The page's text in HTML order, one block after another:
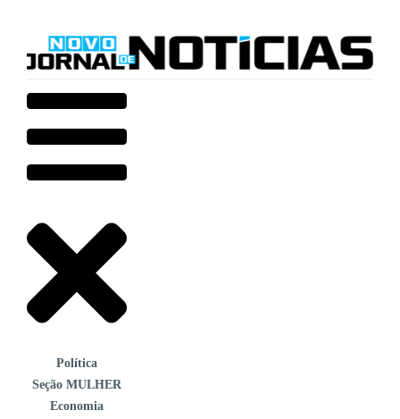
Política
Seção MULHER
Economia